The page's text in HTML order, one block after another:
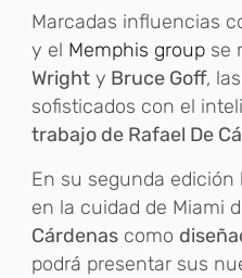
Marcadas influencias
y el Memphis group se
Wright y Bruce Goff,
sofisticados con el
trabajo de Rafael De
En su segunda
en la cuidad de Miami
Cárdenas como
podrá presentar sus